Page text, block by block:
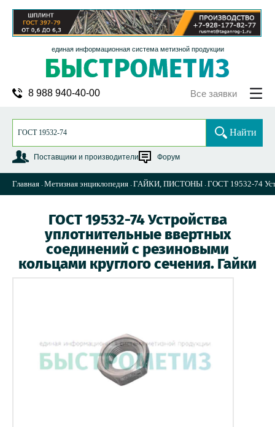
единая информационная система метизной продукции
8 988 940-40-00 Все заявки
Поставщики и производители Форум
Найти
Главная Метизная энциклопедия ГАЙКИ, ПИСТОНЫ ГОСТ 19532-74
ГОСТ 19532-74 Устройства
уплотнительные ввертных
соединений с резиновыми
кольцами круглого сечения. Гайки